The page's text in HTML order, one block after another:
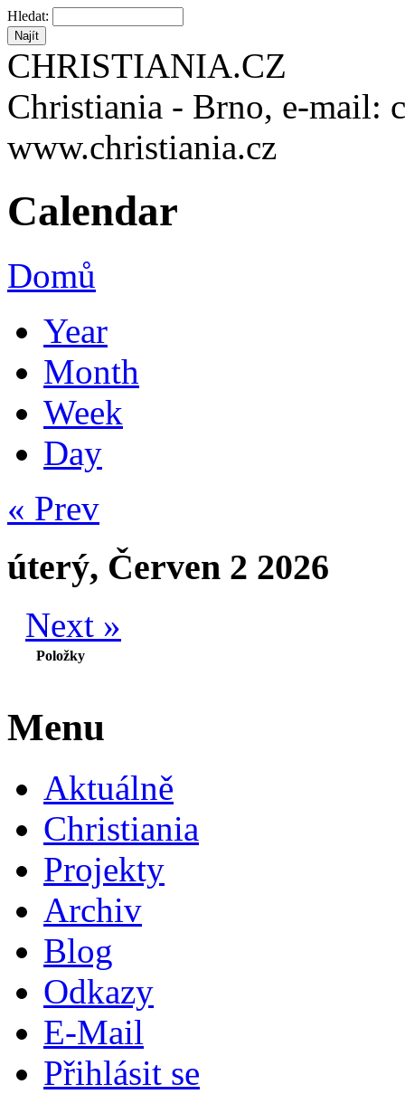
Hledat:
CHRISTIANIA.CZ
Christiania - Brno, e-mail:
www.christiania.cz
Calendar
Domů
Year
Month
Week
Day
« Prev
úterý, Červen 2 2026
Next »
Položky
Menu
Aktuálně
Christiania
Projekty
Archiv
Blog
Odkazy
E-Mail
Přihlásit se